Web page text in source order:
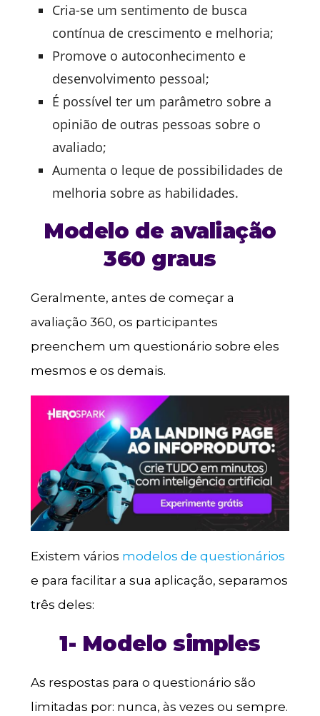
Cria-se um sentimento de busca
contínua de crescimento e melhoria;
Promove o autoconhecimento e
desenvolvimento pessoal;
É possível ter um parâmetro sobre a
opinião de outras pessoas sobre o
avaliado;
Aumenta o leque de possibilidades de
melhoria sobre as habilidades.
Modelo de avaliação
360 graus
Geralmente, antes de começar a
avaliação 360, os participantes
preenchem um questionário sobre eles
mesmos e os demais.
Existem vários modelos de questionários
e para facilitar a sua aplicação, separamos
três deles:
1- Modelo simples
As respostas para o questionário são
limitadas por: nunca, às vezes ou sempre.